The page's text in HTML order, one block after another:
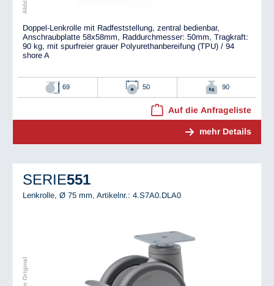
Doppel-Lenkrolle mit Radfeststellung, zentral bedienbar,
Anschraubplatte 58x58mm, Raddurchmesser: 50mm, Tragkraft:
90 kg, mit spurfreier grauer Polyurethanbereifung (TPU) / 94
shore A
69 50 90
Auf die Anfrageliste
mehr Details
SERIE551
Lenkrolle, Ø 75 mm, Artikelnr.: 4.S7A0.DLA0